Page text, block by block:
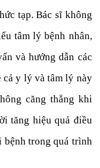
tạp. Bác sĩ không
tâm lý bệnh nhân,
và hướng dẫn các
cả y lý và tâm lý này
căng thẳng khi
tăng hiệu quả điều
bệnh trong quá trình